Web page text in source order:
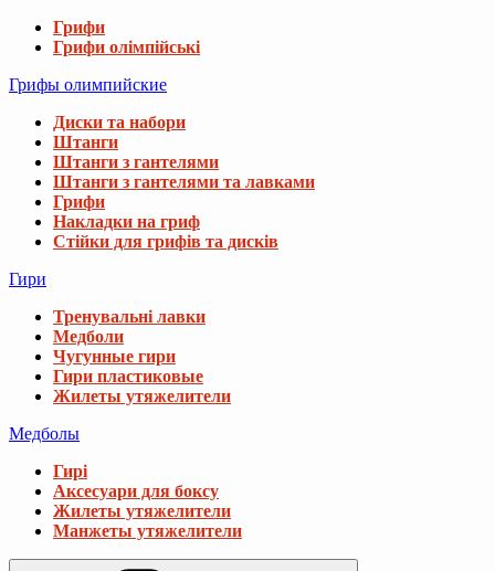
Грифи
Грифи олімпійські
Грифы олимпийские
Диски та набори
Штанги
Штанги з гантелями
Штанги з гантелями та лавками
Грифи
Накладки на гриф
Стійки для грифів та дисків
Гири
Тренувальні лавки
Медболи
Чугунные гири
Гири пластиковые
Жилеты утяжелители
Медболы
Гирі
Аксесуари для боксу
Жилеты утяжелители
Манжеты утяжелители